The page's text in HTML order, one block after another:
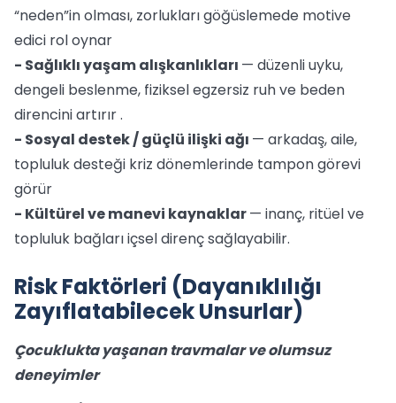
“neden”in olması, zorlukları göğüslemede motive
edici rol oynar
- Sağlıklı yaşam alışkanlıkları — düzenli uyku,
dengeli beslenme, fiziksel egzersiz ruh ve beden
direncini artırır .
- Sosyal destek / güçlü ilişki ağı — arkadaş, aile,
topluluk desteği kriz dönemlerinde tampon görevi
görür
- Kültürel ve manevi kaynaklar— inanç, ritüel ve
topluluk bağları içsel direnç sağlayabilir.
Risk Faktörleri (Dayanıklılığı
Zayıflatabilecek Unsurlar)
Çocuklukta yaşanan travmalar ve olumsuz
deneyimler